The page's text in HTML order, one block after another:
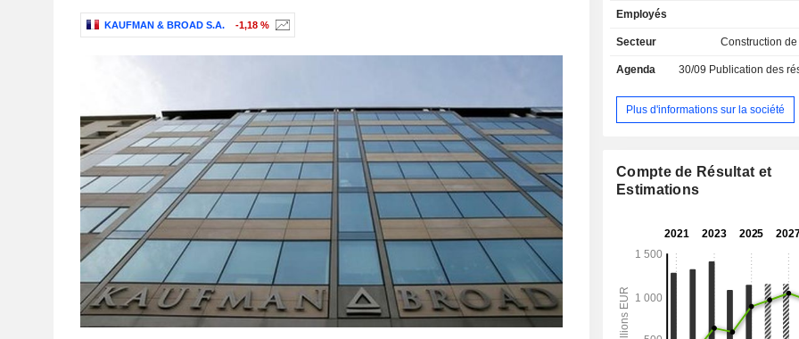
KAUFMAN & BROAD S.A. -1,18 %
unités livrées) ; - immobilier d'entreprise (21,9%)
: notamment bureaux et locaux
(0,6%) concerne la vente de
Employés
Secteur Construction
Agenda 30/09 Publication des résultats
Plus d'informations sur la société
Compte de Résultat et
Estimations